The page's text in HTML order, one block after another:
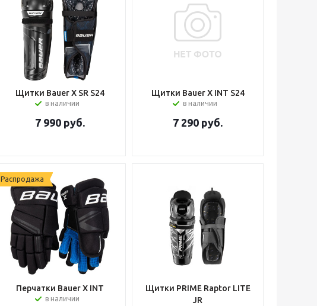
Щитки Bauer X SR S24
в наличии
7 990 руб.
Щитки Bauer X INT S24
в наличии
7 290 руб.
Распродажа
Перчатки Bauer X INT
в наличии
Щитки PRIME Raptor LITE
JR